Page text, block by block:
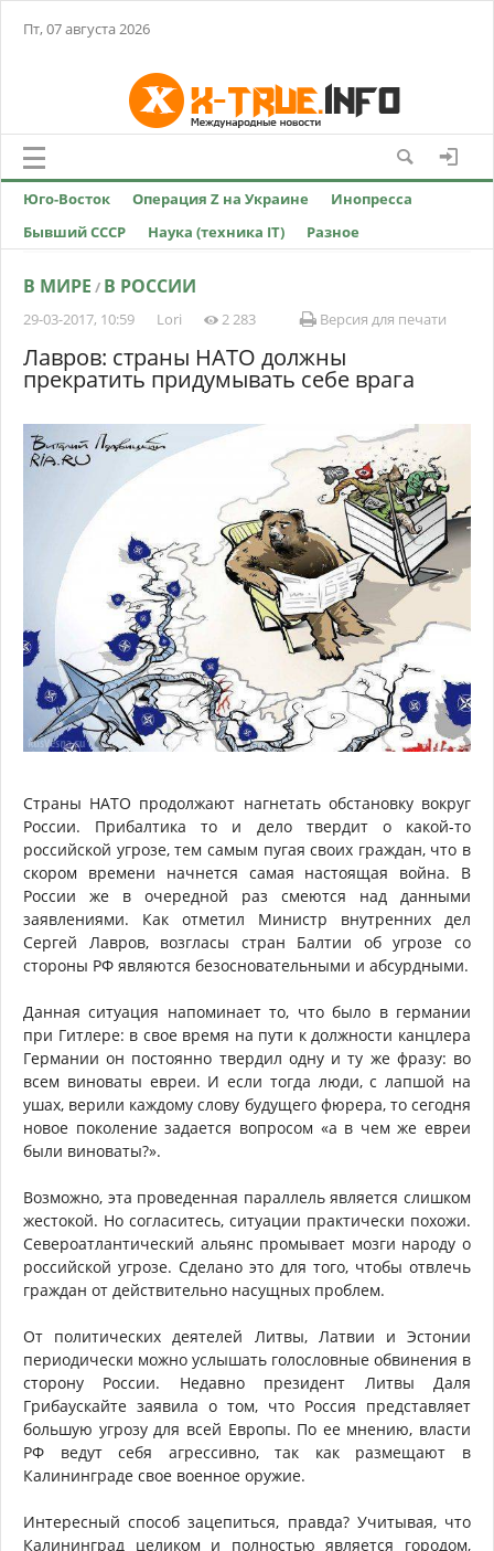
Пт, 07 августа 2026
Юго-Восток Операция Z на Украине
Инопресса
Бывший СССР
Наука (техника IT) Разное
В МИРЕ / В РОССИИ
29-03-2017, 10:59 Lori 2 283 Версия для печати
Лавров: страны НАТО должны
прекратить придумывать себе врага
Страны НАТО продолжают нагнетать обстановку вокруг
России. Прибалтика то и дело твердит о какой-то
российской угрозе, тем самым пугая своих граждан, что в
скором времени начнется самая настоящая война. В
России же в очередной раз смеются над данными
заявлениями. Как отметил Министр внутренних дел
Сергей Лавров, возгласы стран Балтии об угрозе со
стороны РФ являются безосновательными и абсурдными.
Данная ситуация напоминает то, что было в германии
при Гитлере: в свое время на пути к должности канцлера
Германии он постоянно твердил одну и ту же фразу: во
всем виноваты евреи. И если тогда люди, с лапшой на
ушах, верили каждому слову будущего фюрера, то сегодня
новое поколение задается вопросом «а в чем же евреи
были виноваты?».
Возможно, эта проведенная параллель является слишком
жестокой. Но согласитесь, ситуации практически похожи.
Североатлантический альянс промывает мозги народу о
российской угрозе. Сделано это для того, чтобы отвлечь
граждан от действительно насущных проблем.
От политических деятелей Литвы, Латвии и Эстонии
периодически можно услышать голословные обвинения в
сторону России. Недавно президент Литвы Даля
Грибаускайте заявила о том, что Россия представляет
большую угрозу для всей Европы. По ее мнению, власти
РФ ведут себя агрессивно, так как размещают в
Калининграде свое военное оружие.
Интересный способ зацепиться, правда? Учитывая, что
Калининград целиком и полностью является городом,